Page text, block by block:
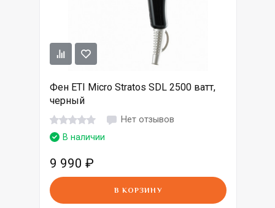
Фен ETI Micro Stratos SDL 2500 ватт,
черный
Нет отзывов
В наличии
9 990 ₽
В КОРЗИНУ